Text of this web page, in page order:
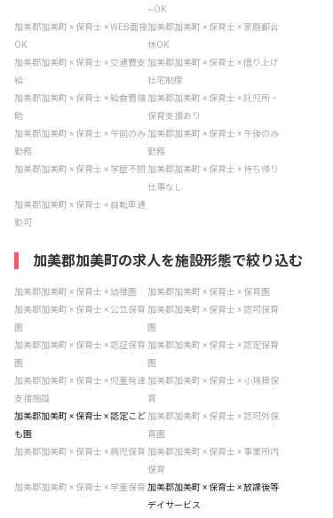
~OK
加美郡加美町 × 保育士 × WEB面接
OK
加美郡加美町 × 保育士 × 家庭都合
休OK
加美郡加美町 × 保育士 × 交通費支
給
加美郡加美町 × 保育士 × 借り上げ
社宅制度
加美郡加美町 × 保育士 × 給食費補
助
加美郡加美町 × 保育士 × 託児所・
保育支援あり
加美郡加美町 × 保育士 × 午前のみ
勤務
加美郡加美町 × 保育士 × 午後のみ
勤務
加美郡加美町 × 保育士 × 学歴不問 加美郡加美町 × 保育士 × 持ち帰り
仕事なし
加美郡加美町 × 保育士 × 自転車通
勤可
加美郡加美町の求人を施設形態で絞り込む
加美郡加美町 × 保育士 × 幼稚園
加美郡加美町 × 保育士 × 保育園
加美郡加美町 × 保育士 × 公立保育
園
加美郡加美町 × 保育士 × 認可保育
園
加美郡加美町 × 保育士 × 認証保育
園
加美郡加美町 × 保育士 × 認定保育
園
加美郡加美町 × 保育士 × 児童発達
支援施設
加美郡加美町 × 保育士 × 小規模保
育
加美郡加美町 × 保育士 × 認定こど
も園
加美郡加美町 × 保育士 × 認可外保
育園
加美郡加美町 × 保育士 × 病児保育 加美郡加美町 × 保育士 × 事業所内
保育
加美郡加美町 × 保育士 × 学童保育 加美郡加美町 × 保育士 × 放課後等
デイサービス